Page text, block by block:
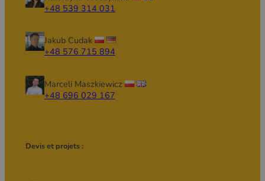
+48 539 314 031
Jakub Cudak
+48 576 715 894
Marceli Maszkiewicz
+48 696 029 167
Devis et projets :